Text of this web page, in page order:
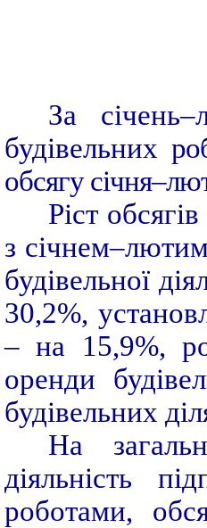
За
будівельних
обсягу
Ріст
з
будівельної
30,2%,
– на 15,9%,
оренди
будівельних
На
діяльність
роботами,